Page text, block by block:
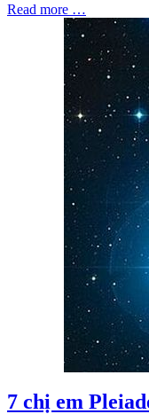
Read more …
7 chị em